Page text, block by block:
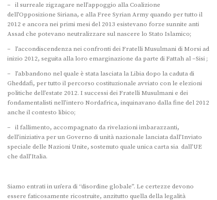
– il surreale zigzagare nell’appoggio alla Coalizione
dell’Opposizione Siriana, e alla Free Syrian Army quando per tutto il
2012 e ancora nei primi mesi del 2013 esistevano forze sunnite anti
Assad che potevano neutralizzare sul nascere lo Stato Islamico;
– l’accondiscendenza nei confronti dei Fratelli Musulmani di Morsi ad
inizio 2012, seguita alla loro emarginazione da parte di Fattah al –Sisi ;
– l’abbandono nel quale è stata lasciata la Libia dopo la caduta di
Gheddafi, per tutto il percorso costituzionale avviato con le elezioni
politiche dell’estate 2012. I successi dei Fratelli Musulmani e dei
fondamentalisti nell’intero Nordafrica, inquinavano dalla fine del 2012
anche il contesto libico;
– il fallimento, accompagnato da rivelazioni imbarazzanti,
dell’iniziativa per un Governo di unità nazionale lanciata dall’Inviato
speciale delle Nazioni Unite, sostenuto quale unica carta sia dall’UE
che dall’Italia.
Siamo entrati in un’era di “disordine globale”. Le certezze devono
essere faticosamente ricostruite, anzitutto quella della legalità